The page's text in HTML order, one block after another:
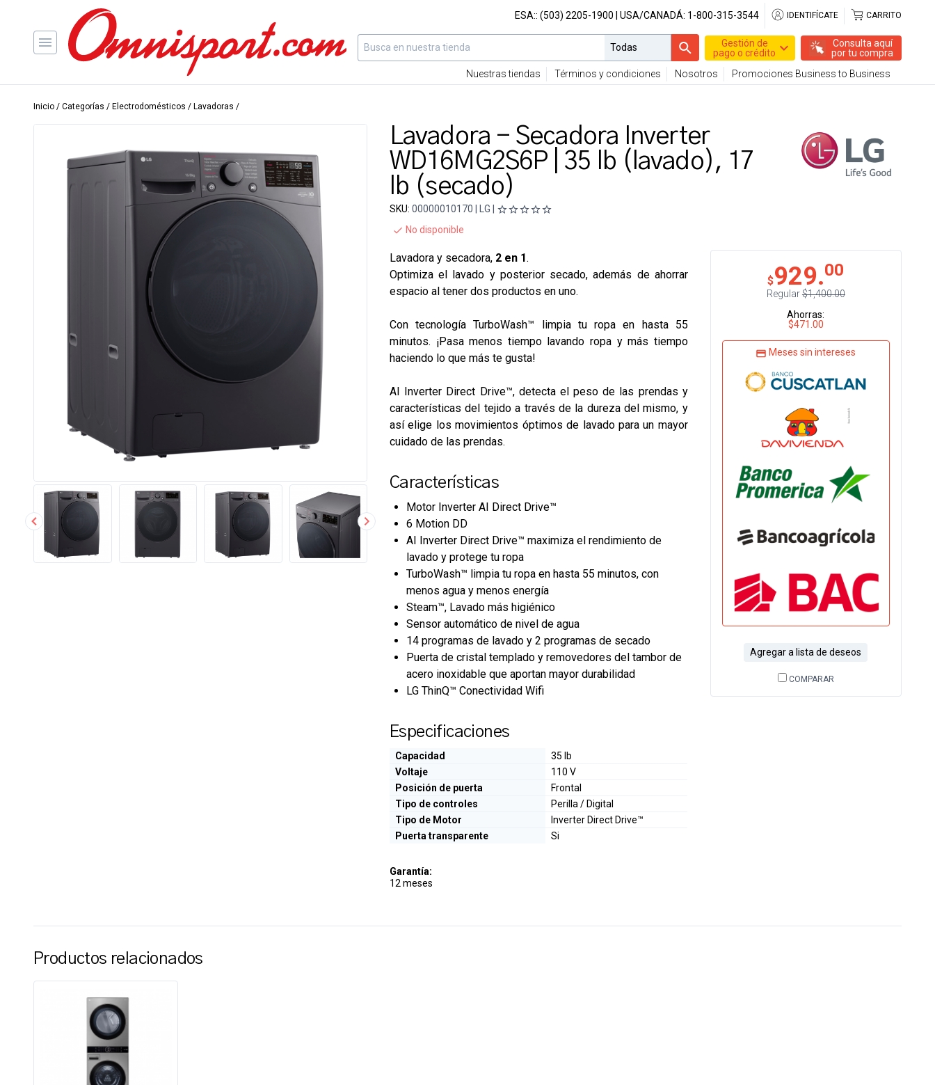
ESA:: (503) 2205-1900 | USA/CANADÁ: 1-800-315-3544 IDENTIFÍCATE CARRITO
Gestión de
pago o crédito
Consulta aquí
por tu compra
Nuestras tiendas
Términos y condiciones Nosotros Promociones Business to Business
Inicio / Categorías / Electrodomésticos / Lavadoras /
Lavadora - Secadora Inverter
WD16MG2S6P | 35 lb (lavado), 17
lb (secado)
SKU: 00000010170 | LG |
No disponible
$929.00
Regular$1,400.00
Ahorras:
$471.00
Meses sin intereses
Agregar a lista de deseos
COMPARAR
Lavadora y secadora, 2 en 1.
Optimiza el lavado y posterior secado, además de ahorrar
espacio al tener dos productos en uno.
Con tecnología TurboWash™ limpia tu ropa en hasta 55
minutos. ¡Pasa menos tiempo lavando ropa y más tiempo
haciendo lo que más te gusta!
AI Inverter Direct Drive™, detecta el peso de las prendas y
características del tejido a través de la dureza del mismo, y
así elige los movimientos óptimos de lavado para un mayor
cuidado de las prendas.
Características
Motor Inverter AI Direct Drive™
6 Motion DD
AI Inverter Direct Drive™ maximiza el rendimiento de
lavado y protege tu ropa
TurboWash™ limpia tu ropa en hasta 55 minutos, con
menos agua y menos energía
Steam™, Lavado más higiénico
Sensor automático de nivel de agua
14 programas de lavado y 2 programas de secado
Puerta de cristal templado y removedores del tambor de
acero inoxidable que aportan mayor durabilidad
LG ThinQ™ Conectividad Wifi
Especificaciones
Capacidad
35 lb
Voltaje
110 V
Posición de puerta
Frontal
Tipo de controles
Perilla / Digital
Tipo de Motor
Inverter Direct Drive™
Puerta transparente
Si
Garantía:
12 meses
Productos relacionados